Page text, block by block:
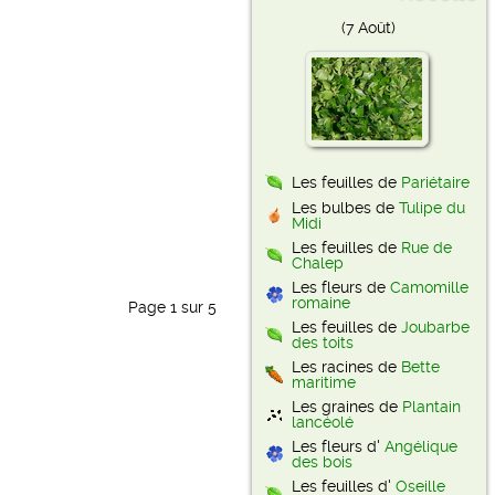
Page 1 sur 5
(7 Août)
Les feuilles de Pariétaire
Les bulbes de Tulipe du
Midi
Les feuilles de Rue de
Chalep
Les fleurs de Camomille
romaine
Les feuilles de Joubarbe
des toits
Les racines de Bette
maritime
Les graines de Plantain
lancéolé
Les fleurs d' Angélique
des bois
Les feuilles d' Oseille